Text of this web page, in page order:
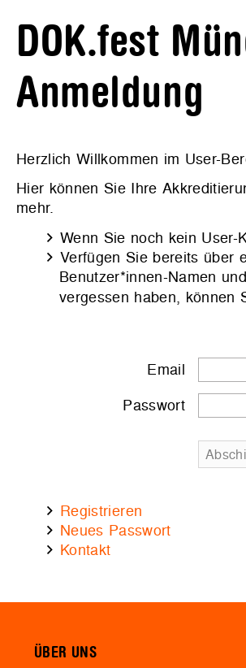
DOK.fest
Anmeldung
Herzlich Willkommen im User-
Hier können Sie Ihre
mehr.
Wenn Sie noch kein User-
Verfügen Sie bereits über
Benutzer*innen-Namen
vergessen haben, können
Email
Passwort
Registrieren
Neues Passwort
Kontakt
ÜBER UNS